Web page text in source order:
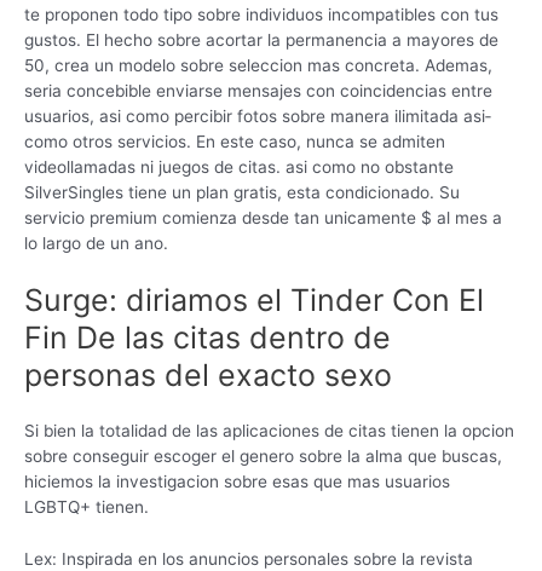
te proponen todo tipo sobre individuos incompatibles con tus
gustos. El hecho sobre acortar la permanencia a mayores de
50, crea un modelo sobre seleccion mas concreta. Ademas,
seri­a concebible enviarse mensajes con coincidencias entre
usuarios, asi como percibir fotos sobre manera ilimitada asi­
como otros servicios. En este caso, nunca se admiten
videollamadas ni juegos de citas. asi­ como no obstante
SilverSingles tiene un plan gratis, esta condicionado. Su
servicio premium comienza desde tan unicamente $ al mes a
lo largo de un ano.
Surge: diriamos el Tinder Con El
Fin De las citas dentro de
personas del exacto sexo
Si bien la totalidad de las aplicaciones de citas tienen la opcion
sobre conseguir escoger el genero sobre la alma que buscas,
hiciemos la investigacion sobre esas que mas usuarios
LGBTQ+ tienen.
Lex: Inspirada en los anuncios personales sobre la revista